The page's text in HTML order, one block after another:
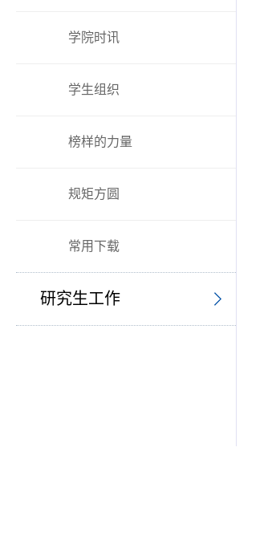
学院时讯
学生组织
榜样的力量
规矩方圆
常用下载
研究生工作